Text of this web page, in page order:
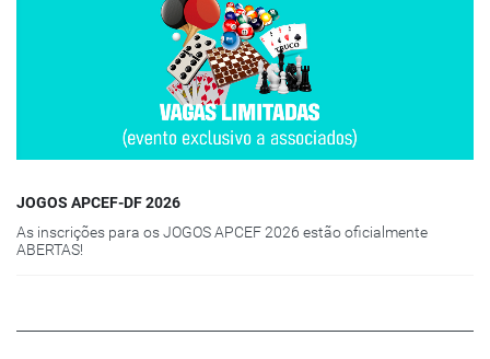
JOGOS APCEF-DF 2026
As inscrições para os JOGOS APCEF 2026 estão oficialmente
ABERTAS!